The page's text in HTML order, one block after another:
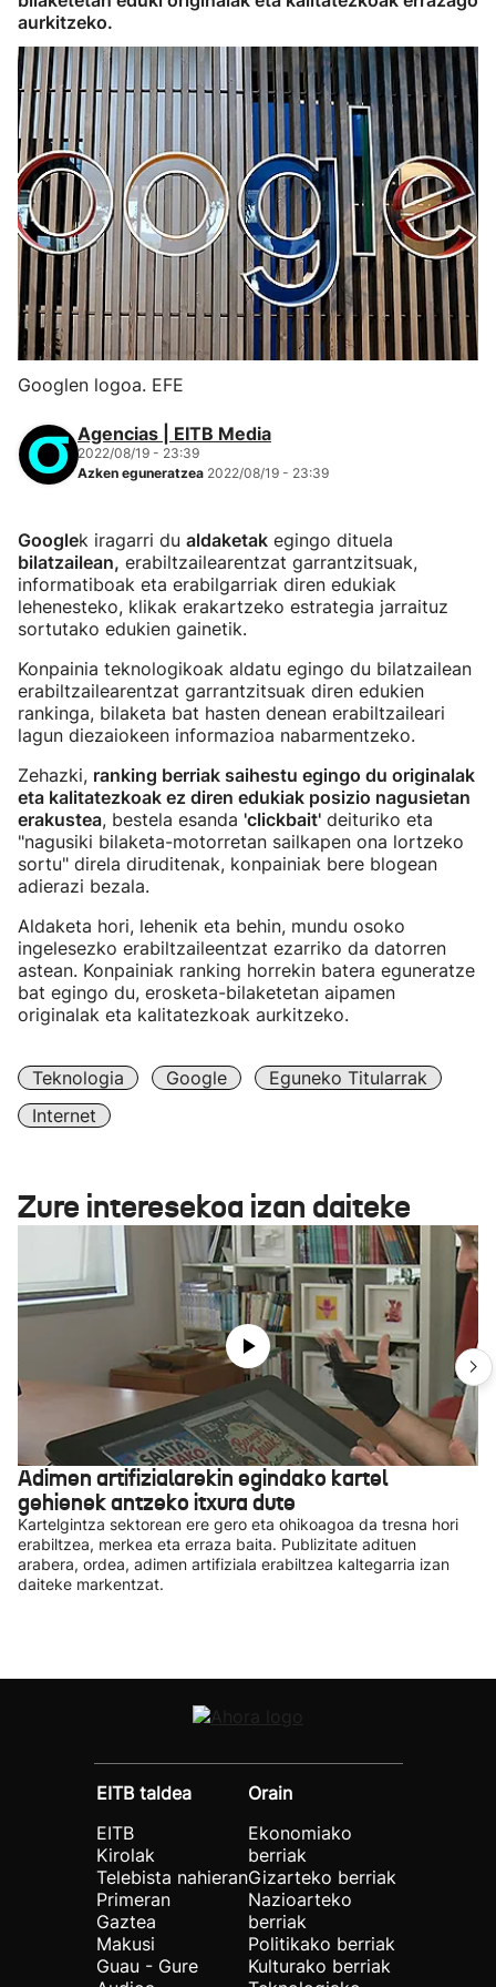
aurkitzeko.
Googlen logoa. EFE
Agencias | EITB Media
2022/08/19 - 23:39
Azken eguneratzea 2022/08/19 - 23:39
Googlek iragarri du aldaketak egingo dituela
bilatzailean, erabiltzailearentzat garrantzitsuak,
informatiboak eta erabilgarriak diren edukiak
lehenesteko, klikak erakartzeko estrategia jarraituz
sortutako edukien gainetik.
Konpainia teknologikoak aldatu egingo du bilatzailean
erabiltzailearentzat garrantzitsuak diren edukien
rankinga, bilaketa bat hasten denean erabiltzaileari
lagun diezaiokeen informazioa nabarmentzeko.
Zehazki, ranking berriak saihestu egingo du originalak
eta kalitatezkoak ez diren edukiak posizio nagusietan
erakustea, bestela esanda 'clickbait' deituriko eta
"nagusiki bilaketa-motorretan sailkapen ona lortzeko
sortu" direla diruditenak, konpainiak bere blogean
adierazi bezala.
Aldaketa hori, lehenik eta behin, mundu osoko
ingelesezko erabiltzaileentzat ezarriko da datorren
astean. Konpainiak ranking horrekin batera eguneratze
bat egingo du, erosketa-bilaketetan aipamen
originalak eta kalitatezkoak aurkitzeko.
Teknologia Google
Eguneko Titularrak
Internet
Zure interesekoa izan daiteke
Adimen artifizialarekin egindako kartel
gehienek antzeko itxura dute
Kartelgintza sektorean ere gero eta ohikoagoa da tresna hori
erabiltzea, merkea eta erraza baita. Publizitate adituen
arabera, ordea, adimen artifiziala erabiltzea kaltegarria izan
daiteke markentzat.
EITB taldea
EITB
Kirolak
Telebista nahieran
Primeran
Gaztea
Makusi
Guau - Gure
Orain
Ekonomiako
berriak
Gizarteko berriak
Nazioarteko
berriak
Politikako berriak
Kulturako berriak